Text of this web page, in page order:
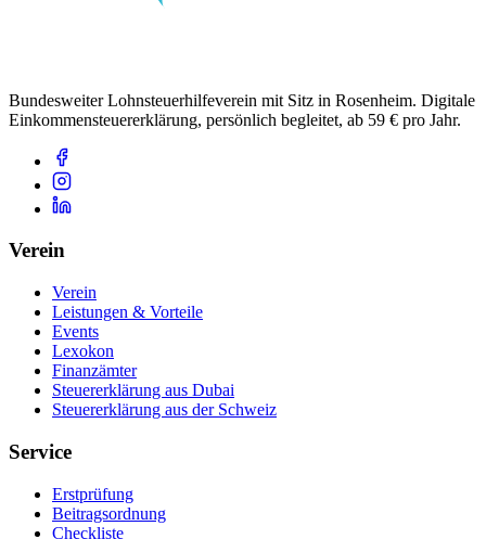
Bundesweiter Lohnsteuerhilfeverein mit Sitz in Rosenheim. Digitale
Einkommensteuererklärung, persönlich begleitet, ab 59 € pro Jahr.
Verein
Verein
Leistungen & Vorteile
Events
Lexokon
Finanzämter
Steuererklärung aus Dubai
Steuererklärung aus der Schweiz
Service
Erstprüfung
Beitragsordnung
Checkliste